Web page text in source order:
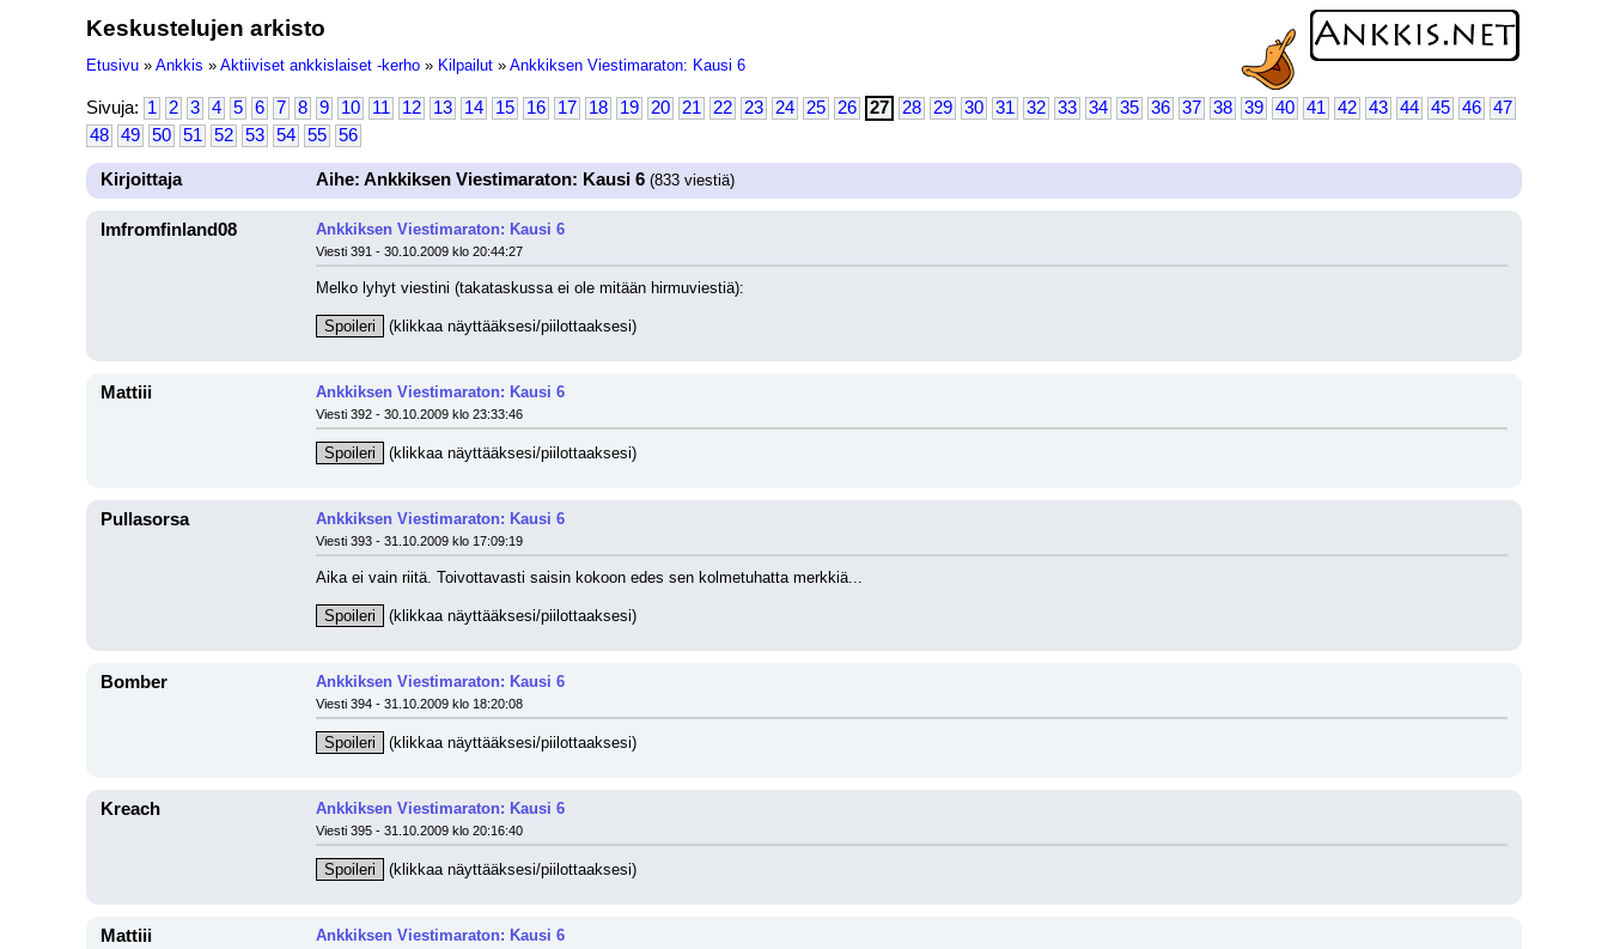
Keskustelujen arkisto
Etusivu » Ankkis » Aktiiviset ankkislaiset -kerho » Kilpailut » Ankkiksen Viestimaraton: Kausi 6
Sivuja: 1 2 3 4 5 6 7 8 9 10 11 12 13 14 15 16 17 18 19 20 21 22 23 24 25 26 27 28 29 30 31 32 33 34 35 36 37 38 39 40 41 42 43 44 45 46
47
48
49 50 51 52 53 54 55 56
Kirjoittaja Aihe: Ankkiksen Viestimaraton: Kausi 6 (833 viestiä)
Imfromfinland08 Ankkiksen Viestimaraton: Kausi 6
Viesti 391 - 30.10.2009 klo 20:44:27
Melko lyhyt viestini (takataskussa ei ole mitään hirmuviestiä):
Spoileri (klikkaa näyttääksesi/piilottaaksesi)
Mattiii Ankkiksen Viestimaraton: Kausi 6
Viesti 392 - 30.10.2009 klo 23:33:46
Spoileri (klikkaa näyttääksesi/piilottaaksesi)
Pullasorsa Ankkiksen Viestimaraton: Kausi 6
Viesti 393 - 31.10.2009 klo 17:09:19
Aika ei vain riitä. Toivottavasti saisin kokoon edes sen kolmetuhatta merkkiä...
Spoileri (klikkaa näyttääksesi/piilottaaksesi)
Bomber Ankkiksen Viestimaraton: Kausi 6
Viesti 394 - 31.10.2009 klo 18:20:08
Spoileri (klikkaa näyttääksesi/piilottaaksesi)
Kreach Ankkiksen Viestimaraton: Kausi 6
Viesti 395 - 31.10.2009 klo 20:16:40
Spoileri (klikkaa näyttääksesi/piilottaaksesi)
Mattiii Ankkiksen Viestimaraton: Kausi 6